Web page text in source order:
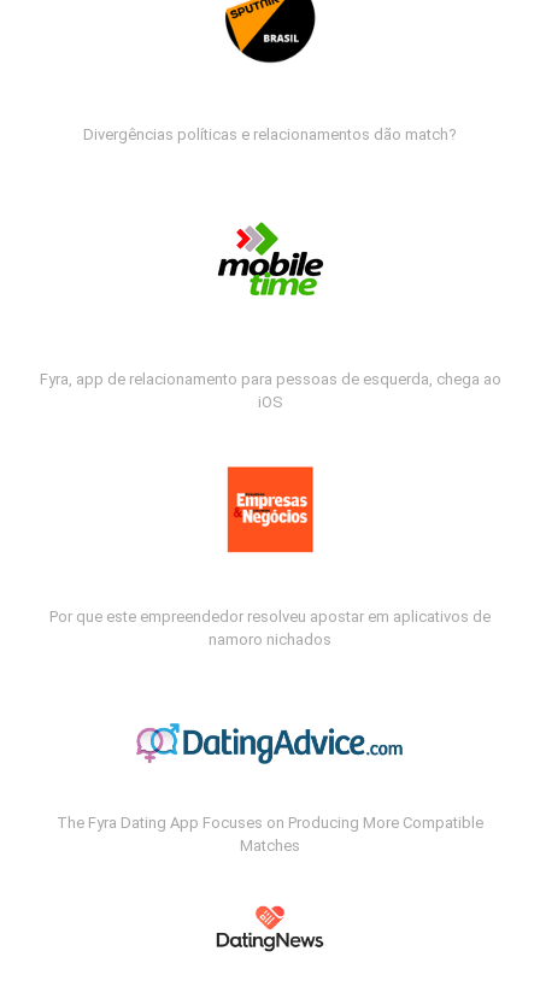
Divergências políticas e relacionamentos dão match?
Fyra, app de relacionamento para pessoas de esquerda, chega ao
iOS
Por que este empreendedor resolveu apostar em aplicativos de
namoro nichados
The Fyra Dating App Focuses on Producing More Compatible
Matches